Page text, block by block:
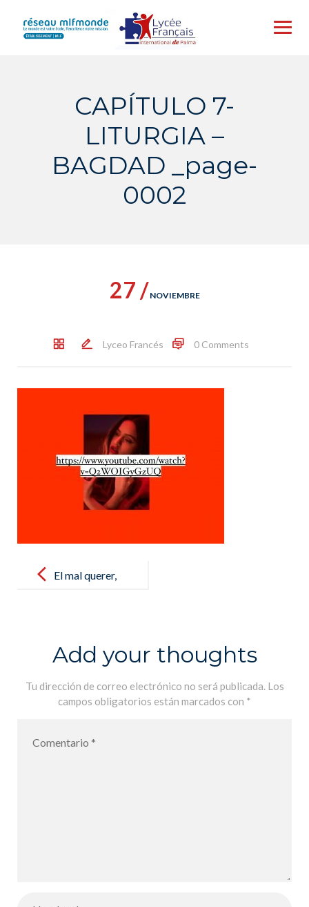
content
CAPÍTULO 7-
LITURGIA –
BAGDAD _page-
0002
27 / NOVIEMBRE
Lyceo Francés 0 Comments
navigationEl mal querer,
los alumnos
de 1ère. Lycée
Français MLF
Add your thoughts
Tu dirección de correo electrónico no será publicada. Los
campos obligatorios están marcados con *